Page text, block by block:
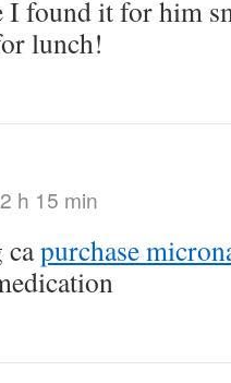
I found it for him
lunch!
h 15 min
capurchase